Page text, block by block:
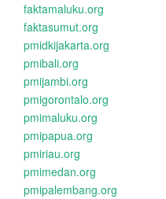
faktamaluku.org
faktasumut.org
pmidkijakarta.org
pmibali.org
pmijambi.org
pmigorontalo.org
pmimaluku.org
pmipapua.org
pmiriau.org
pmimedan.org
pmipalembang.org